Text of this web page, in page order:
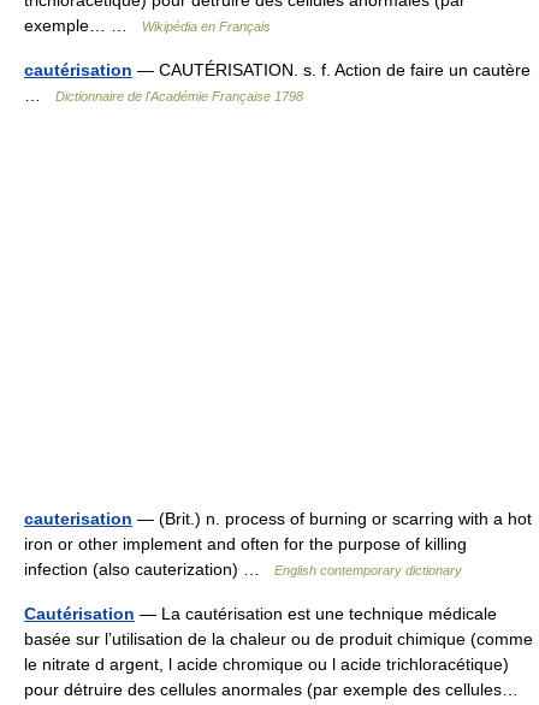
exemple… …
Wikipédia en Français
cautérisation — CAUTÉRISATION. s. f. Action de faire un cautère
Dictionnaire de l'Académie Française 1798
cauterisation — (Brit.) n. process of burning or scarring with a hot
iron or other implement and often for the purpose of killing
infection (also cauterization) …
English contemporary dictionary
Cautérisation — La cautérisation est une technique médicale
basée sur l’utilisation de la chaleur ou de produit chimique (comme
le nitrate d argent, l acide chromique ou l acide trichloracétique)
pour détruire des cellules anormales (par exemple des cellules…